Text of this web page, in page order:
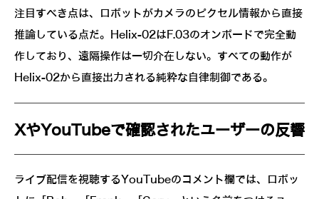
注目すべき点は、ロボットがカメラのピクセル情報から直接
推論している点だ。Helix-02はF.03のオンボードで完全動
作しており、遠隔操作は一切介在しない。すべての動作が
Helix-02から直接出力される純粋な自律制御である。
XやYouTubeで確認されたユーザーの反響
ライブ配信を視聴するYouTubeのコメント欄では、ロボッ